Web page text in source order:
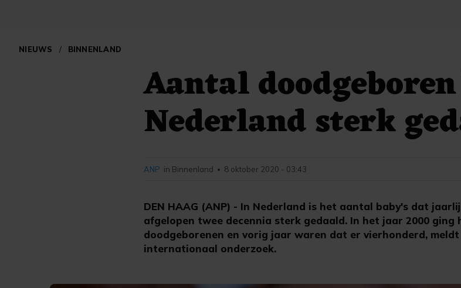
NIEUWS / BINNENLAND
Aantal
Nederland sterk
DEN HAAG (ANP) - In Nederland is het aantal baby's dat
afgelopen twee decennia sterk gedaald. In het jaar 2000 ging
doodgeborenen en vorig jaar waren dat er vierhonderd, meldt
internationaal onderzoek.
ANP in Binnenland • 8 oktober 2020 - 03:43